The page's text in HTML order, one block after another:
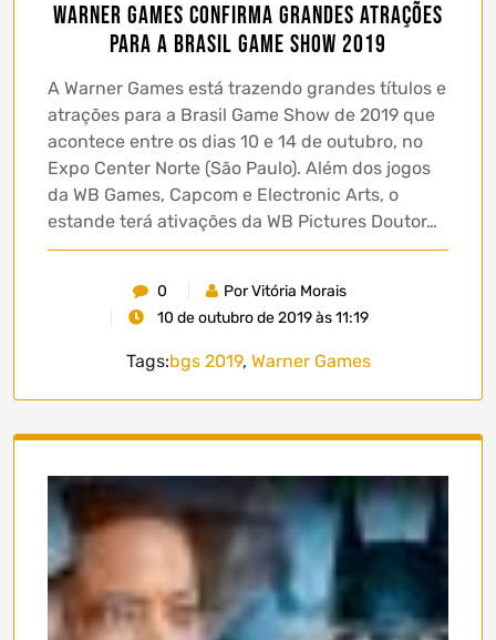
Warner Games confirma grandes atrações
para a Brasil Game Show 2019
A Warner Games está trazendo grandes títulos e
atrações para a Brasil Game Show de 2019 que
acontece entre os dias 10 e 14 de outubro, no
Expo Center Norte (São Paulo). Além dos jogos
da WB Games, Capcom e Electronic Arts, o
estande terá ativações da WB Pictures Doutor…
0
Por Vitória Morais
10 de outubro de 2019 às 11:19
Tags:bgs 2019, Warner Games